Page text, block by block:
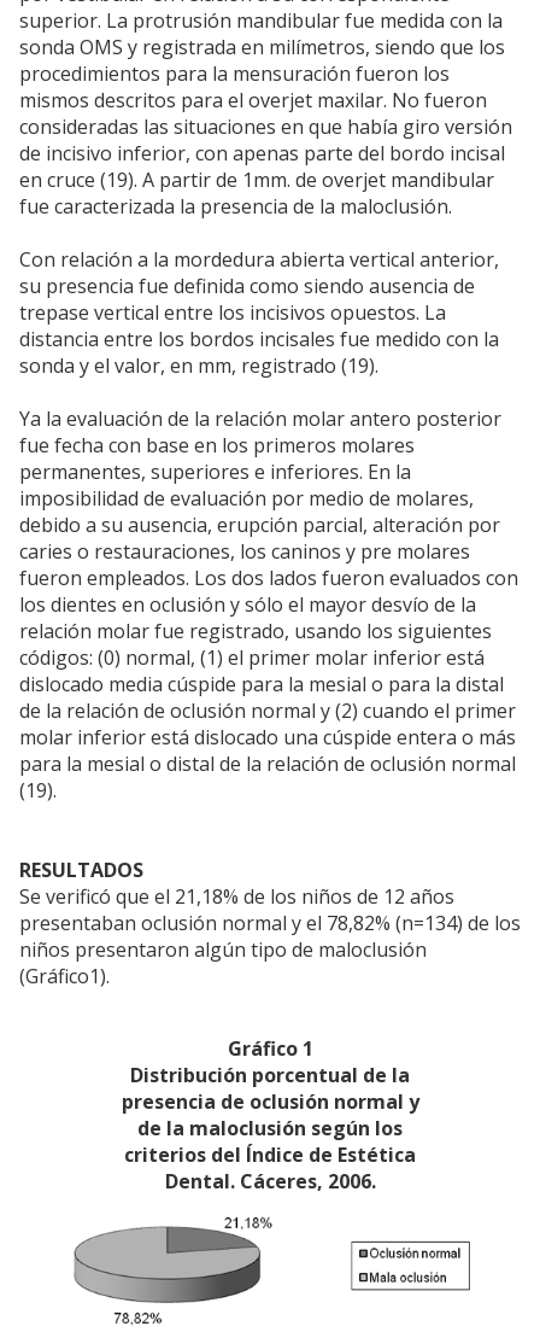
superior. La protrusión mandibular fue medida con la
sonda OMS y registrada en milímetros, siendo que los
procedimientos para la mensuración fueron los
mismos descritos para el overjet maxilar. No fueron
consideradas las situaciones en que había giro versión
de incisivo inferior, con apenas parte del bordo incisal
en cruce (19). A partir de 1mm. de overjet mandibular
fue caracterizada la presencia de la maloclusión.
Con relación a la mordedura abierta vertical anterior,
su presencia fue definida como siendo ausencia de
trepase vertical entre los incisivos opuestos. La
distancia entre los bordos incisales fue medido con la
sonda y el valor, en mm, registrado (19).
Ya la evaluación de la relación molar antero posterior
fue fecha con base en los primeros molares
permanentes, superiores e inferiores. En la
imposibilidad de evaluación por medio de molares,
debido a su ausencia, erupción parcial, alteración por
caries o restauraciones, los caninos y pre molares
fueron empleados. Los dos lados fueron evaluados con
los dientes en oclusión y sólo el mayor desvío de la
relación molar fue registrado, usando los siguientes
códigos: (0) normal, (1) el primer molar inferior está
dislocado media cúspide para la mesial o para la distal
de la relación de oclusión normal y (2) cuando el primer
molar inferior está dislocado una cúspide entera o más
para la mesial o distal de la relación de oclusión normal
(19).
RESULTADOS
Se verificó que el 21,18% de los niños de 12 años
presentaban oclusión normal y el 78,82% (n=134) de los
niños presentaron algún tipo de maloclusión
(Gráfico1).
Gráfico 1
Distribución porcentual de la
presencia de oclusión normal y
de la maloclusión según los
criterios del Índice de Estética
Dental. Cáceres, 2006.